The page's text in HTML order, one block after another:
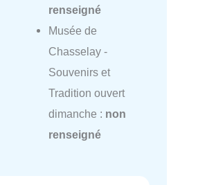
renseigné
Musée de
Chasselay -
Souvenirs et
Tradition ouvert
dimanche : non
renseigné